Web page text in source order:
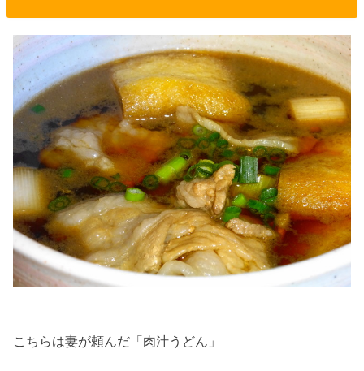
こちらは妻が頼んだ「肉汁うどん」